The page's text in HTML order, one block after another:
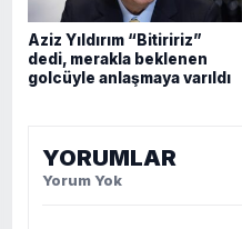
Aziz Yıldırım “Bitiririz”
dedi, merakla beklenen
golcüyle anlaşmaya varıldı
YORUMLAR
Yorum Yok